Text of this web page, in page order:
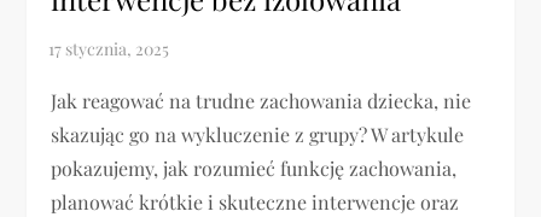
Jak reagować na trudne zachowania dziecka, nie
skazując go na wykluczenie z grupy? W artykule
pokazujemy, jak rozumieć funkcję zachowania,
planować krótkie i skuteczne interwencje oraz